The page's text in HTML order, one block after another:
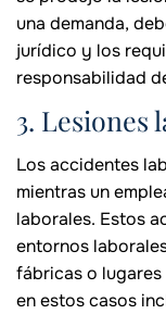
una demanda,
jurídico y los
responsabilidad
3. Lesiones
Los accidentes
mientras un
laborales. Estos
entornos
fábricas o lugares
en estos casos